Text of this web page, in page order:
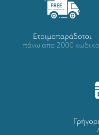
Ετοιμοπαράδοτοι
πάνω απο 2000